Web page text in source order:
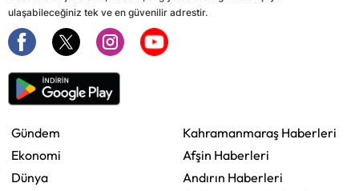
ulaşabileceğiniz tek ve en güvenilir adrestir.
Gündem
Ekonomi
Dünya
Kahramanmaraş Haberleri
Afşin Haberleri
Andırın Haberleri